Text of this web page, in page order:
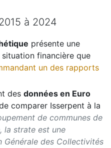
à 2024
présente une
financière que
un des rapports
des données en Euro
comparer Isserpent à la
de communes de
la strate est une
des Collectivités